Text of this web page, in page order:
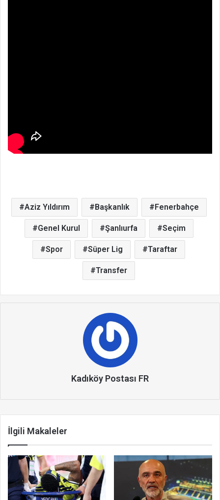
Aziz Yıldırım Başkanlık Fenerbahçe
Genel Kurul Şanlıurfa Seçim
Spor Süper Lig Taraftar
Transfer
Kadıköy Postası FR
İlgili Makaleler